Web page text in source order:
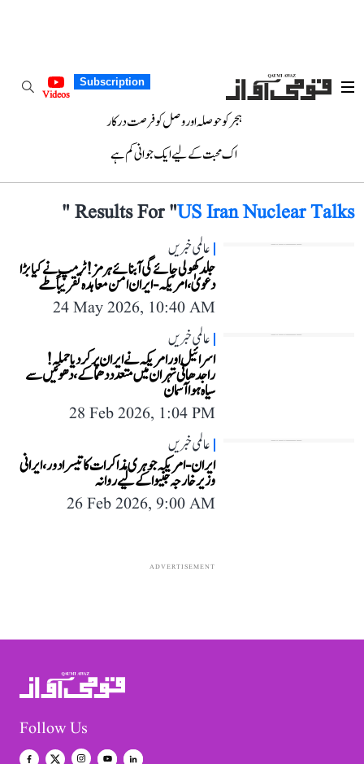
Subscription
Videos
ہجر کو حوصلہ اور وصل کو فرصت درکار
اک محبت کے لیے ایک جوانی کم ہے
Results For "US Iran Nuclear Talks
"
عالمی خبریں
جلد کھولی جائے گی آبنائے ہرمز! ٹرمپ نے کیا بڑا
دعویٰ، امریکہ-ایران امن معاہدہ تقریباً طے
24 May 2026, 10:40 AM
عالمی خبریں
اسرائیل اور امریکہ نے ایران پر کردیا حملہ!
راجدھانی تہران میں متعدد دھماکے، دھوئیں سے
سیاہ ہوا آسمان
28 Feb 2026, 1:04 PM
عالمی خبریں
ایران-امریکہ جوہری مذاکرات کا تیسرا دور، ایرانی
وزیر خارجہ جنیوا کے لیے روانہ
26 Feb 2026, 9:00 AM
ADVERTISEMENT
Follow Us